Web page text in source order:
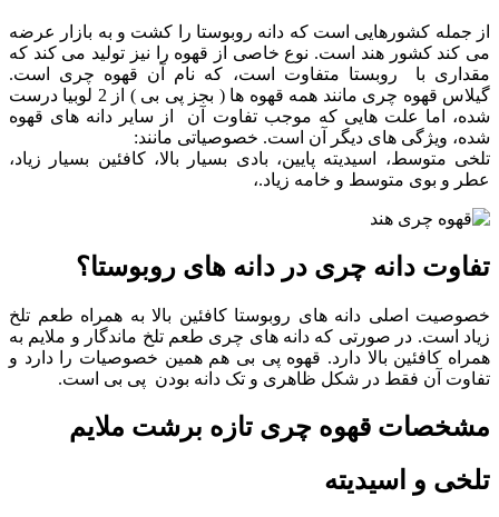
از جمله کشورهایی است که دانه روبوستا را کشت و به بازار عرضه
می کند کشور هند است. نوع خاصی از قهوه را نیز تولید می کند که
مقداری با روبستا متفاوت است، که نام آن قهوه چری است.
گیلاس قهوه چری مانند همه قهوه ها ( بجز پی بی ) از 2 لوبیا درست
شده، اما علت هایی که موجب تفاوت آن از سایر دانه های قهوه
شده، ویژگی های دیگر آن است. خصوصیاتی مانند:
تلخی متوسط، اسیدیته پایین، بادی بسیار بالا، کافئین بسیار زیاد،
عطر و بوی متوسط و خامه زیاد.،
تفاوت دانه چری در دانه های روبوستا؟
خصوصیت اصلی دانه های روبوستا کافئین بالا به همراه طعم تلخ
زیاد است. در صورتی که دانه های چری طعم تلخ ماندگار و ملایم به
همراه کافئین بالا دارد. قهوه پی بی هم همین خصوصیات را دارد و
تفاوت آن فقط در شکل ظاهری و تک دانه بودن پی بی است.
مشخصات قهوه چری تازه برشت ملایم
تلخی و اسیدیته